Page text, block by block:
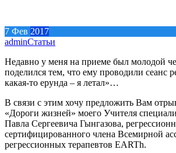
7 Фев 2017
adminСтатьи
Недавно у меня на приеме был молодой
поделился тем, что ему проводили сеанс
какая-то ерунда – я летал»…
В связи с этим хочу предложить Вам
«Дороги жизней» моего Учителя
Павла Сергеевича Гынгазова,
сертифицированного члена Всемирной
регрессионных терапевтов EARTh.